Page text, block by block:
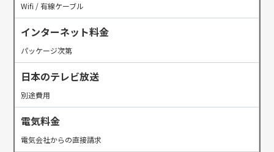
Wifi / 有線ケーブル
インターネット料金
パッケージ次第
日本のテレビ放送
別途費用
電気料金
電気会社からの直接請求